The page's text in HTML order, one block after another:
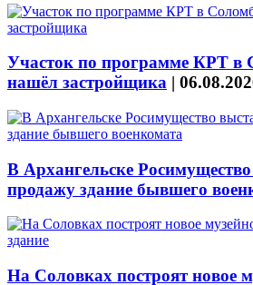
Участок по программе КРТ в
нашёл застройщика |
В Архангельске
продажу здание бывшего
На Соловках построят новое